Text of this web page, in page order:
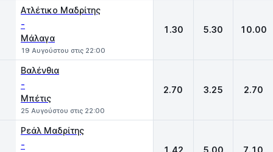
Ατλέτικο Μαδρίτης
-
Μάλαγα
19 Αυγούστου στις 22:00
1.30 5.30 10.00
Βαλένθια
-
Μπέτις
25 Αυγούστου στις 22:00
2.70 3.25 2.70
Ρεάλ Μαδρίτης
- 1.42 5.00 7.10